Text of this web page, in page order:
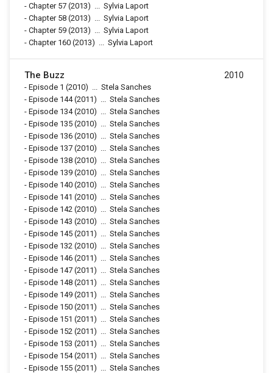
- Chapter 57 (2013)
Sylvia Laport
- Chapter 58 (2013)
Sylvia Laport
- Chapter 59 (2013)
Sylvia Laport
- Chapter 160 (2013) Sylvia Laport
The Buzz
- Episode 1 (2010)
Stela Sanches
- Episode 144(2011)
Stela Sanches
- Episode 134(2010)
Stela Sanches
- Episode 135 (2010)
Stela Sanches
- Episode 136 (2010)
Stela Sanches
- Episode 137 (2010)
Stela Sanches
- Episode 138 (2010)
Stela Sanches
- Episode 139 (2010)
Stela Sanches
- Episode 140 (2010)
Stela Sanches
- Episode 141 (2010)
Stela Sanches
- Episode 142 (2010)
Stela Sanches
- Episode 143 (2010)
Stela Sanches
- Episode 145 (2011)
Stela Sanches
- Episode 132 (2010)
Stela Sanches
- Episode 146 (2011)
Stela Sanches
- Episode 147 (2011)
Stela Sanches
- Episode 148 (2011)
Stela Sanches
- Episode 149 (2011)
Stela Sanches
- Episode 150 (2011)
Stela Sanches
- Episode 151 (2011)
Stela Sanches
- Episode 152 (2011)
Stela Sanches
- Episode 153 (2011)
Stela Sanches
- Episode 154(2011)
Stela Sanches
- Episode 155 (2011)
Stela Sanches
2010